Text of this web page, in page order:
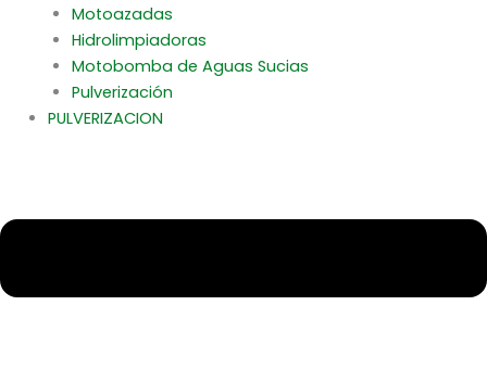
Motoazadas
Hidrolimpiadoras
Motobomba de Aguas Sucias
Pulverización
PULVERIZACION